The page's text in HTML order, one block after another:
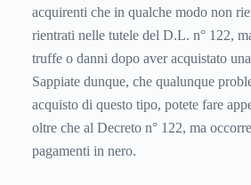
acquirenti che in qualche modo non
rientrati nelle tutele del D.L. n° 122,
truffe o danni dopo aver acquistato
Sappiate dunque, che qualunque
acquisto di questo tipo, potete fare
oltre che al Decreto n° 122, ma
pagamenti in nero.